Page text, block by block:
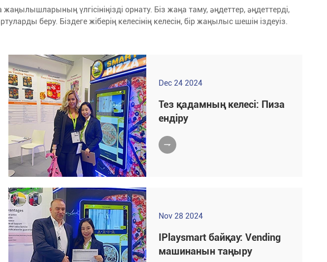
үлгісініңізді орнату. Біз жаңа таму, әңдеттер, әңдеттерді,
беру. Біздеге жіберің келесінің келесін, бір жаңылыс шешін іздеуіз.
Dec 24 2024
Тез қадамның келесі: Пиза
ендіру

Nov 28 2024
IPlaysmart байқау: Vending
машинанын таңыру